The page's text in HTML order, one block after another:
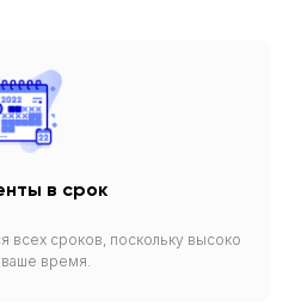
в срок
сроков, поскольку высоко
время.